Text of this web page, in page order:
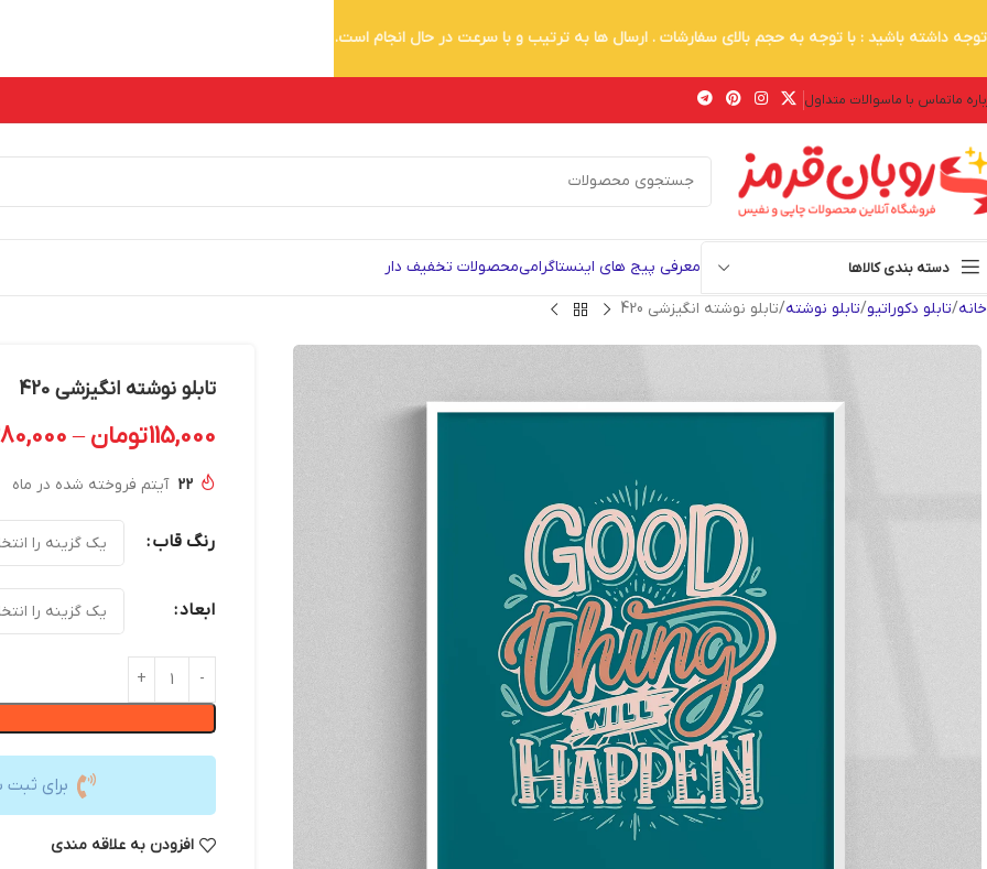
ماتماس با ماسوالات متداول
دسته بندی کالاها معرفی پیج های اینستاگرامیمحصولات تخفیف دار
خانه تابلو دکوراتیو تابلو نوشته تابلو نوشته انگیزشی 420
تابلو نوشته انگیزشی 420
115,000تومان –
22 آیتم فروخته شده در ماه
رنگ قاب
ابعاد
برای
افزودن به علاقه مندی
توجه داشته باشید : با توجه به حجم بالای سفارشات . ارسال ها به ترتیب و با سرعت در حال انجام است.